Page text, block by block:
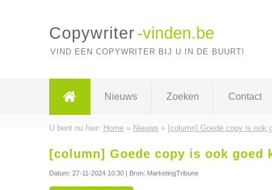
Copywriter -vinden.be
VIND EEN COPYWRITER BIJ U IN DE BUURT!
Nieuws Zoeken Contact
U bent nu hier: Home» Nieuws » [column] Goede copy is ook
[column] Goede copy is ook goed
Datum: 27-11-2024 10:30| Bron: MarketingTribune